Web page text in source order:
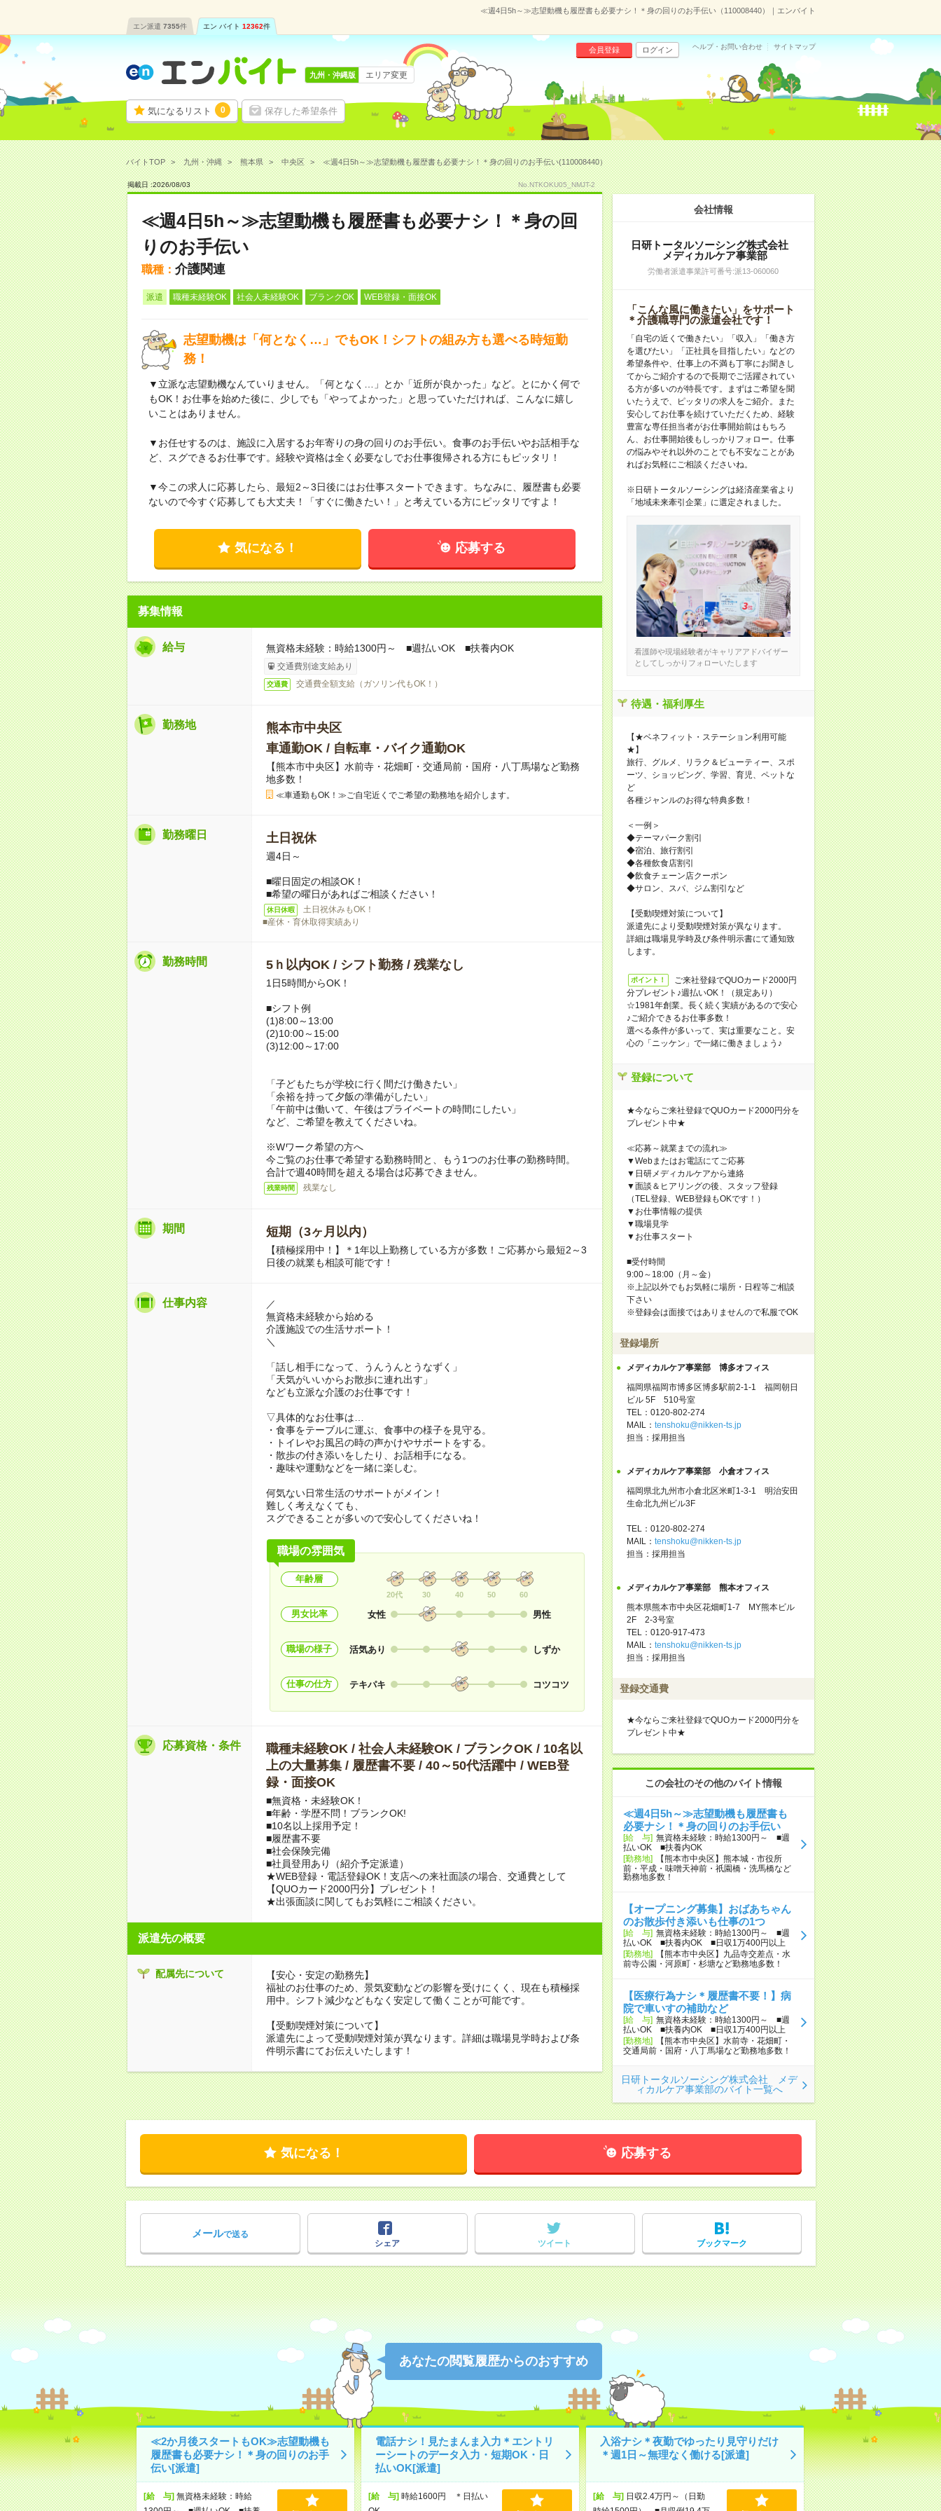
≪週4日5h～≫志望動機も履歴書も必要ナシ！＊身の回りのお手伝い（110008440）｜エンバイト
エン派遣 7355件 エン バイト 12362件
気になるリスト 0 保存した希望条件
会員登録 ログイン ヘルプ・お問い合わせ サイトマップ
九州・沖縄版 エリア変更
バイトTOP 九州・沖縄 熊本県 中央区 ≪週4日5h～≫志望動機も履歴書も必要ナシ！＊身の回りのお手伝い(110008440）
掲載日 :2026/08/03 No.NTKOKU05_NMJT-2
≪週4日5h～≫志望動機も履歴書も必要ナシ！＊身の回
りのお手伝い
職種： 介護関連
派遣 職種未経験OK 社会人未経験OK ブランクOK WEB登録・面接OK
志望動機は「何となく…」でもOK！シフトの組み方も選べる時短勤
務！
▼立派な志望動機なんていりません。「何となく…」とか「近所が良かった」など。とにかく何で
もOK！お仕事を始めた後に、少しでも「やってよかった」と思っていただければ、こんなに嬉し
いことはありません。
▼お任せするのは、施設に入居するお年寄りの身の回りのお手伝い。食事のお手伝いやお話相手な
ど、スグできるお仕事です。経験や資格は全く必要なしでお仕事復帰される方にもピッタリ！
▼今この求人に応募したら、最短2～3日後にはお仕事スタートできます。ちなみに、履歴書も必要
ないので今すぐ応募しても大丈夫！「すぐに働きたい！」と考えている方にピッタリですよ！
気になる！ 応募する
募集情報
給与 無資格未経験：時給1300円～ ■週払いOK ■扶養内OK
交通費別途支給あり
交通費 交通費全額支給（ガソリン代もOK！）
勤務地
熊本市中央区
車通勤OK / 自転車・バイク通勤OK
【熊本市中央区】水前寺・花畑町・交通局前・国府・八丁馬場など勤務
地多数！
≪車通勤もOK！≫ご自宅近くでご希望の勤務地を紹介します。
勤務曜日 土日祝休
週4日～
■曜日固定の相談OK！
■希望の曜日があればご相談ください！
休日休暇
土日祝休みもOK！
■産休・育休取得実績あり
勤務時間 5ｈ以内OK / シフト勤務 / 残業なし
1日5時間からOK！
■シフト例
(1)8:00～13:00
(2)10:00～15:00
(3)12:00～17:00
「子どもたちが学校に行く間だけ働きたい」
「余裕を持って夕飯の準備がしたい」
「午前中は働いて、午後はプライベートの時間にしたい」
など、ご希望を教えてくださいね。
※Wワーク希望の方へ
今ご覧のお仕事で希望する勤務時間と、もう1つのお仕事の勤務時間。
合計で週40時間を超える場合は応募できません。
残業時間 残業なし
期間 短期（3ヶ月以内）
【積極採用中！】＊1年以上勤務している方が多数！ご応募から最短2～3
日後の就業も相談可能です！
仕事内容
／
無資格未経験から始める
介護施設での生活サポート！
＼
「話し相手になって、うんうんとうなずく」
「天気がいいからお散歩に連れ出す」
なども立派な介護のお仕事です！
▽具体的なお仕事は…
・食事をテーブルに運ぶ、食事中の様子を見守る。
・トイレやお風呂の時の声かけやサポートをする。
・散歩の付き添いをしたり、お話相手になる。
・趣味や運動などを一緒に楽しむ。
何気ない日常生活のサポートがメイン！
難しく考えなくても、
スグできることが多いので安心してくださいね！
職場の雰囲気
年齢層
20代 30 40 50 60
男女比率 女性 男性
職場の様子 活気あり しずか
仕事の仕方 テキパキ コツコツ
応募資格・条件
職種未経験OK / 社会人未経験OK / ブランクOK / 10名以
上の大量募集 / 履歴書不要 / 40～50代活躍中 / WEB登
録・面接OK
■無資格・未経験OK！
■年齢・学歴不問！ブランクOK!
■10名以上採用予定！
■履歴書不要
■社会保険完備
■社員登用あり（紹介予定派遣）
★WEB登録・電話登録OK！支店への来社面談の場合、交通費として
【QUOカード2000円分】プレゼント！
★出張面談に関してもお気軽にご相談ください。
派遣先の概要
配属先について
【安心・安定の勤務先】
福祉のお仕事のため、景気変動などの影響を受けにくく、現在も積極採
用中。シフト減少などもなく安定して働くことが可能です。
【受動喫煙対策について】
派遣先によって受動喫煙対策が異なります。詳細は職場見学時および条
件明示書にてお伝えいたします！
会社情報
日研トータルソーシング株式会社
メディカルケア事業部
労働者派遣事業許可番号:派13-060060
「こんな風に働きたい」をサポート
＊介護職専門の派遣会社です！
「自宅の近くで働きたい」「収入」「働き方
を選びたい」「正社員を目指したい」などの
希望条件や、仕事上の不満も丁寧にお聞きし
てからご紹介するので長期でご活躍されてい
る方が多いのが特長です。まずはご希望を聞
いたうえで、ピッタリの求人をご紹介。また
安心してお仕事を続けていただくため、経験
豊富な専任担当者がお仕事開始前はもちろ
ん、お仕事開始後もしっかりフォロー。仕事
の悩みやそれ以外のことでも不安なことがあ
ればお気軽にご相談くださいね。
※日研トータルソーシングは経済産業省より
「地域未来牽引企業」に選定されました。
看護師や現場経験者がキャリアアドバイザー
としてしっかりフォローいたします
待遇・福利厚生
【★ベネフィット・ステーション利用可能
★】
旅行、グルメ、リラク＆ビューティー、スポ
ーツ、ショッピング、学習、育児、ペットな
ど
各種ジャンルのお得な特典多数！
＜一例＞
◆テーマパーク割引
◆宿泊、旅行割引
◆各種飲食店割引
◆飲食チェーン店クーポン
◆サロン、スパ、ジム割引など
【受動喫煙対策について】
派遣先により受動喫煙対策が異なります。
詳細は職場見学時及び条件明示書にて通知致
します。
ポイント！
ご来社登録でQUOカード2000円
分プレゼント♪週払いOK！（規定あり）
☆1981年創業。長く続く実績があるので安心
♪ご紹介できるお仕事多数！
選べる条件が多いって、実は重要なこと。安
心の「ニッケン」で一緒に働きましょう♪
登録について
★今ならご来社登録でQUOカード2000円分を
プレゼント中★
≪応募～就業までの流れ≫
▼Webまたはお電話にてご応募
▼日研メディカルケアから連絡
▼面談＆ヒアリングの後、スタッフ登録
（TEL登録、WEB登録もOKです！）
▼お仕事情報の提供
▼職場見学
▼お仕事スタート
■受付時間
9:00～18:00（月～金）
※上記以外でもお気軽に場所・日程等ご相談
下さい
※登録会は面接ではありませんので私服でOK
登録場所
メディカルケア事業部 博多オフィス
福岡県福岡市博多区博多駅前2-1-1 福岡朝日
ビル 5F 510号室
TEL：0120-802-274
MAIL： tenshoku@nikken-ts.jp
担当：採用担当
メディカルケア事業部 小倉オフィス
福岡県北九州市小倉北区米町1-3-1 明治安田
生命北九州ビル3F
TEL：0120-802-274
MAIL： tenshoku@nikken-ts.jp
担当：採用担当
メディカルケア事業部 熊本オフィス
熊本県熊本市中央区花畑町1-7 MY熊本ビル
2F 2-3号室
TEL：0120-917-473
MAIL： tenshoku@nikken-ts.jp
担当：採用担当
登録交通費
★今ならご来社登録でQUOカード2000円分を
プレゼント中★
この会社のその他のバイト情報
≪週4日5h～≫志望動機も履歴書も
必要ナシ！＊身の回りのお手伝い
[給 与] 無資格未経験：時給1300円～ ■週
払いOK ■扶養内OK
[勤務地]
【熊本市中央区】熊本城・市役所
前・平成・味噌天神前・祇園橋・洗馬橋など
勤務地多数！
【オープニング募集】おばあちゃん
のお散歩付き添いも仕事の1つ
[給 与] 無資格未経験：時給1300円～ ■週
払いOK ■扶養内OK ■日収1万400円以上
[勤務地]
【熊本市中央区】九品寺交差点・水
前寺公園・河原町・杉塘など勤務地多数！
【医療行為ナシ＊履歴書不要！】病
院で車いすの補助など
[給 与] 無資格未経験：時給1300円～ ■週
払いOK ■扶養内OK ■日収1万400円以上
[勤務地]
【熊本市中央区】水前寺・花畑町・
交通局前・国府・八丁馬場など勤務地多数！
日研トータルソーシング株式会社 メデ
ィカルケア事業部のバイト一覧へ
気になる！ 応募する
メールで送る
シェア
ツイート ブックマーク
あなたの閲覧履歴からのおすすめ
≪2か月後スタートもOK≫志望動機も
履歴書も必要ナシ！＊身の回りのお手
伝い[派遣]
[給 与]無資格未経験：時給
電話ナシ！見たまんま入力＊エントリ
ーシートのデータ入力・短期OK・日
払いOK[派遣]
[給 与]時給1600円 ＊日払い
入浴ナシ＊夜勤でゆったり見守りだけ
＊週1日～無理なく働ける[派遣]
[給 与]日収2.4万円～（日勤